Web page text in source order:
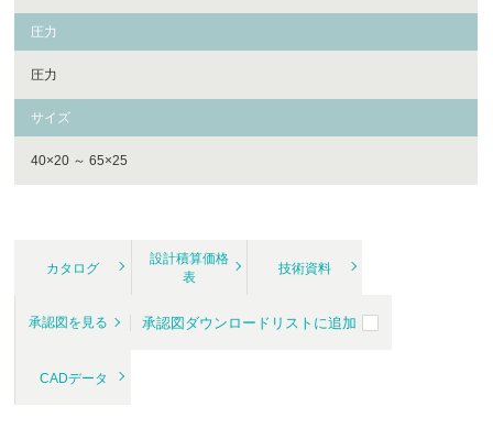
圧力
圧力
サイズ
40×20 ～ 65×25
カタログ
設計積算価格
表
技術資料
承認図を見る 承認図ダウンロードリストに追加
CADデータ